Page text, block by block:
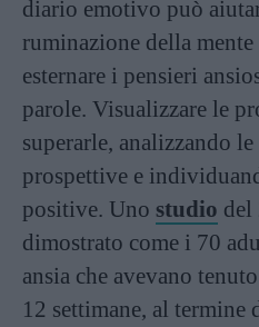
diario emotivo può
ruminazione della
esternare i pensieri
parole. Visualizzare le
superarle, analizzando
prospettive e
positive. Uno studio del
dimostrato come i 70
ansia che avevano
12 settimane, al termine